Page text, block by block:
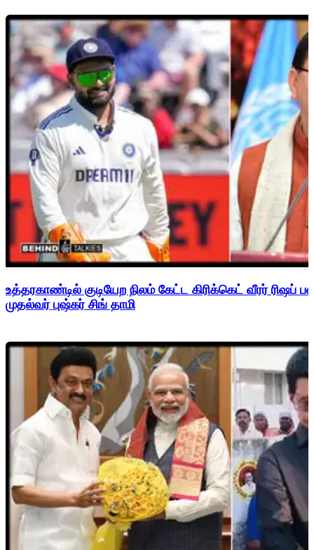
உத்தரகாண்டில் குடியேற நிலம் கேட்ட கிரிக்கெட் வீரர்
முதல்வர் புஷ்கர் சிங் தாமி